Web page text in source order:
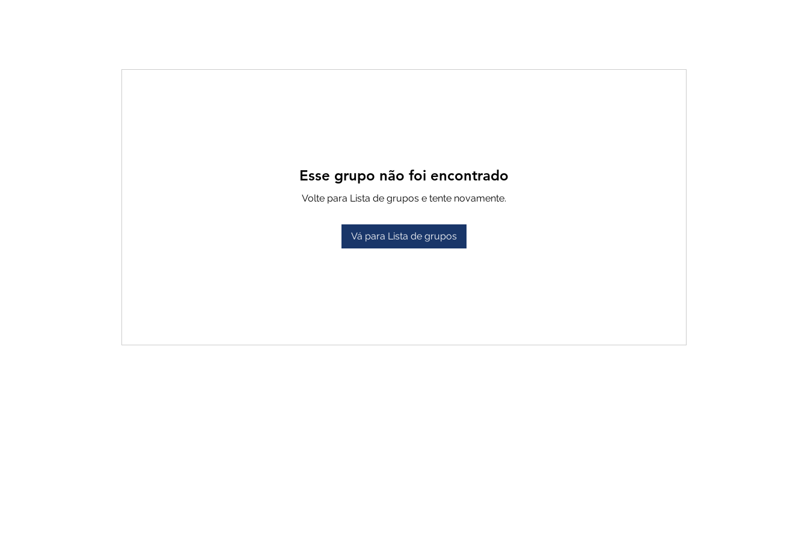
Esse grupo não foi encontrado
Volte para Lista de grupos e tente novamente.
Vá para Lista de grupos